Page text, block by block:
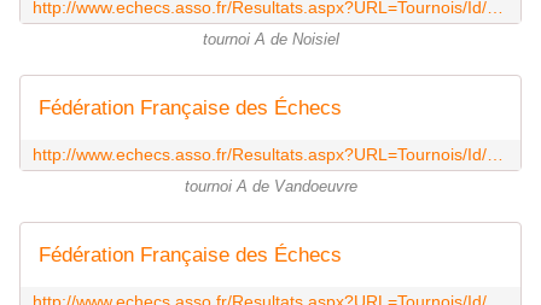
tournoi A de Noisiel
Fédération Française des Échecs
tournoi A de Vandoeuvre
Fédération Française des Échecs